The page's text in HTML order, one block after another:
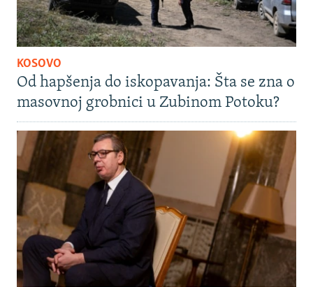
KOSOVO
Od hapšenja do iskopavanja: Šta se zna o
masovnoj grobnici u Zubinom Potoku?